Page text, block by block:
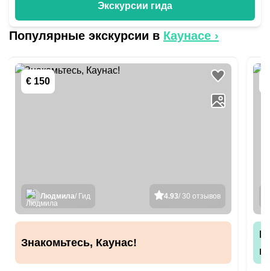
Экскурсии гида
Популярные экскурсии в Каунасе ›
€ 150
4.93/ 30 отзывов
Людмила/ Гид
Знакомьтесь, Каунас!